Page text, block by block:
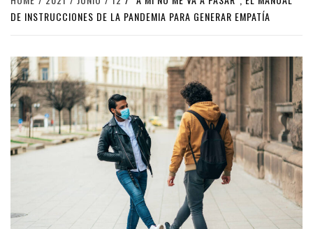
DE INSTRUCCIONES DE LA PANDEMIA PARA GENERAR EMPATÍA